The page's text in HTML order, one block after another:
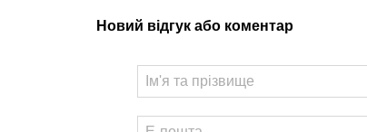
Новий відгук або коментар